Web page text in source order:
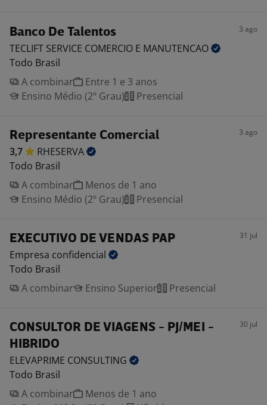
Banco De Talentos 3 ago
TECLIFT SERVICE COMERCIO E MANUTENCAO
Todo Brasil
A combinar
Entre 1 e 3 anos
Ensino Médio (2º Grau)
Presencial
Representante Comercial 3 ago
3,7
RHESERVA
Todo Brasil
A combinar
Menos de 1 ano
Ensino Médio (2º Grau)
Presencial
EXECUTIVO DE VENDAS PAP 31 jul
Empresa confidencial
Todo Brasil
A combinar
Ensino Superior Presencial
CONSULTOR DE VIAGENS - PJ/MEI -
HIBRIDO
30 jul
ELEVAPRIME CONSULTING
Todo Brasil
A combinar
Menos de 1 ano